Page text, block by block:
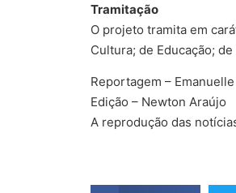
Tramitação
O projeto tramita em
Cultura; de Educação;
Reportagem –
Edição – Newton Araújo
A reprodução das